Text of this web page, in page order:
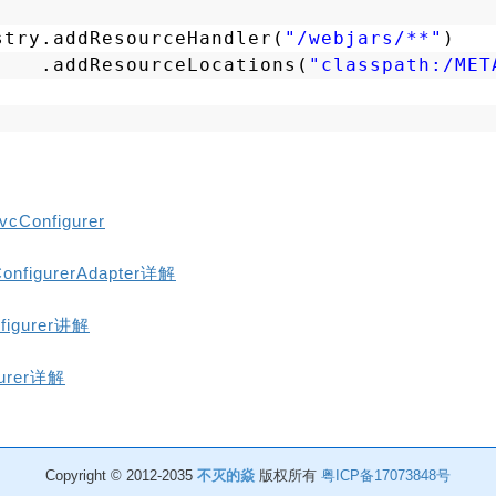
"/webjars/**" )
.addResourceLocations( "classpath:/
详解
讲解
详解
Copyright © 2012-2035 不灭的焱 版权所有 粤ICP备17073848号